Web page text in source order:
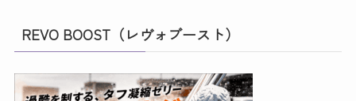
REVO BOOST（レヴォブースト）